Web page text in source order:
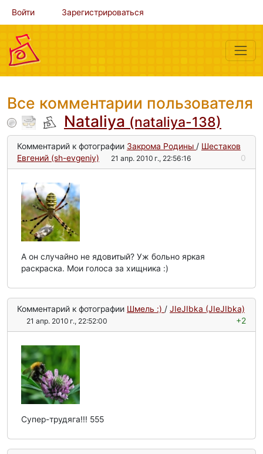
Войти Зарегистрироваться
Все комментарии пользователя
Nataliya (nataliya-138)
Комментарий к фотографии Закрома Родины / Шестаков
Евгений (sh-evgeniy)
21 апр. 2010 г., 22:56:16 0
А он случайно не ядовитый? Уж больно яркая
раскраска. Мои голоса за хищника :)
Комментарий к фотографии Шмель :) / JIeJIbka (JIeJIbka)
21 апр. 2010 г., 22:52:00 +2
Супер-трудяга!!! 555